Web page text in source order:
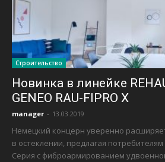
Строительство
Новинка в линейке
GENEO RAU-FIPRO X
manager - 13.03.2019
Немецкий концерн уверенно
в остеклении, предлагая
Серия с фиброармированием удвоенной